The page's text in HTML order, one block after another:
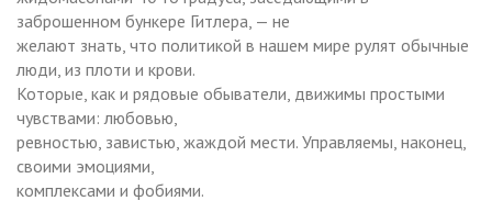
заброшенном бункере Гитлера, — не
желают знать, что политикой в нашем мире рулят обычные
люди, из плоти и крови.
Которые, как и рядовые обыватели, движимы простыми
чувствами: любовью,
ревностью, завистью, жаждой мести. Управляемы, наконец,
своими эмоциями,
комплексами и фобиями.